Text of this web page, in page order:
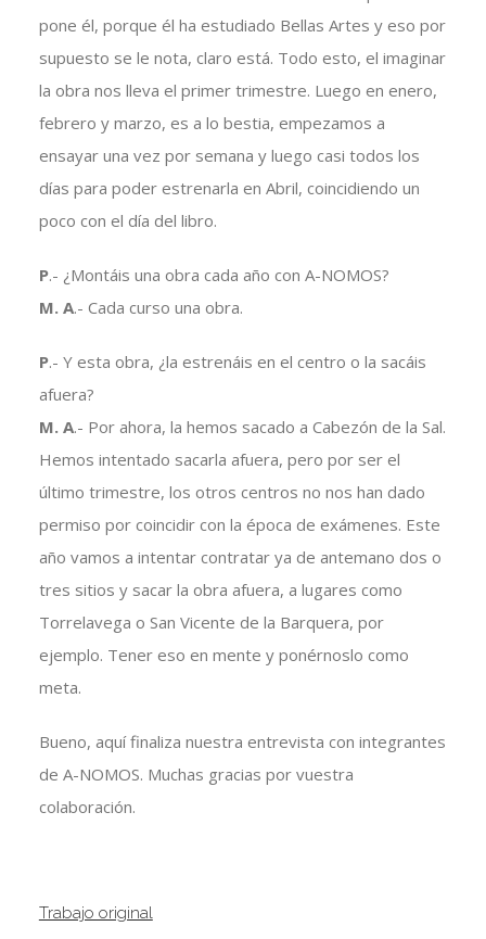
pone él, porque él ha estudiado Bellas Artes y eso por
supuesto se le nota, claro está. Todo esto, el imaginar
la obra nos lleva el primer trimestre. Luego en enero,
febrero y marzo, es a lo bestia, empezamos a
ensayar una vez por semana y luego casi todos los
días para poder estrenarla en Abril, coincidiendo un
poco con el día del libro.
P.- ¿Montáis una obra cada año con A-NOMOS?
M. A.- Cada curso una obra.
P.- Y esta obra, ¿la estrenáis en el centro o la sacáis
afuera?
M. A.- Por ahora, la hemos sacado a Cabezón de la Sal.
Hemos intentado sacarla afuera, pero por ser el
último trimestre, los otros centros no nos han dado
permiso por coincidir con la época de exámenes. Este
año vamos a intentar contratar ya de antemano dos o
tres sitios y sacar la obra afuera, a lugares como
Torrelavega o San Vicente de la Barquera, por
ejemplo. Tener eso en mente y ponérnoslo como
meta.
Bueno, aquí finaliza nuestra entrevista con integrantes
de A-NOMOS. Muchas gracias por vuestra
colaboración.
Trabajo original